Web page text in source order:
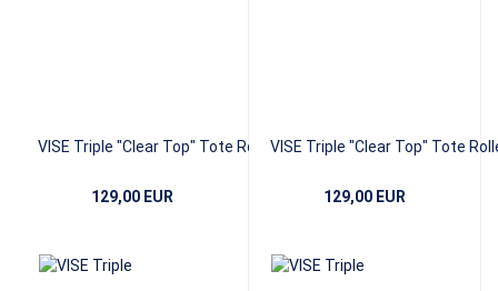
VISE Triple "Clear Top" Tote Roller -
129,00 EUR
VISE Triple "Clear Top" Tote
129,00 EUR